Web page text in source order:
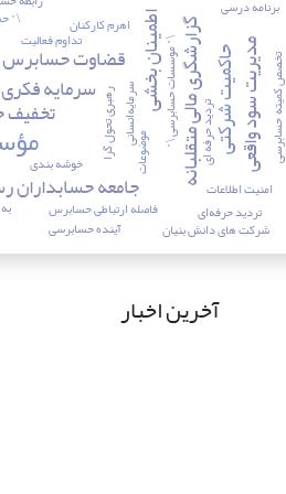
قضاوت حسابرس اطمینان بخشیگزارشگری مالی متقلبانه
جامعه حسابداران
سرمایه فکری
تخفیف حاکمیت شرکتیمدیریت سود واقعی
\"
رهبری تحول گراسرمایه‌انسانی تخصص کمیته حسابرسی
فاصله ارتباطی حسابرس
تداوم فعالیت \" موسسات حسابرسی \"
موضوعات
آینده حسابرسی شرکت های دانش بنیان
برنامه درسی
خوشه بندی
اهرم کارکنان
تردید حرفه‌ای
امنیت اطلاعات
تردید حرفه ‏ای
آخرین اخبار